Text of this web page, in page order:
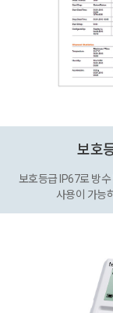
보호
보호등급 IP67로 방
사용이 가능